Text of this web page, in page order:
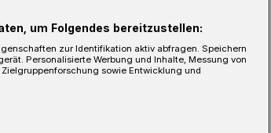
um Folgendes bereitzustellen:
zur Identifikation aktiv abfragen. Speichern
Personalisierte Werbung und Inhalte, Messung von
sowie Entwicklung und